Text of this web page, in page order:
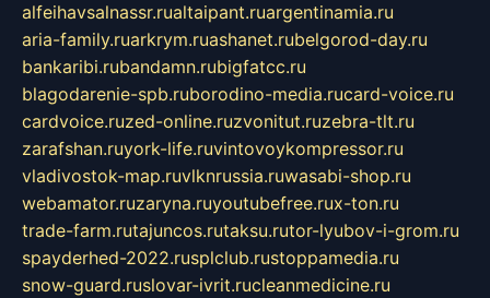
alfeihavsalnassr.rualtaipant.ruargentinamia.ru
aria-family.ruarkrym.ruashanet.rubelgorod-day.ru
bankaribi.rubandamn.rubigfatcc.ru
blagodarenie-spb.ruborodino-media.rucard-voice.ru
cardvoice.ruzed-online.ruzvonitut.ruzebra-tlt.ru
zarafshan.ruyork-life.ruvintovoykompressor.ru
vladivostok-map.ruvlknrussia.ruwasabi-shop.ru
webamator.ruzaryna.ruyoutubefree.rux-ton.ru
trade-farm.rutajuncos.rutaksu.rutor-lyubov-i-grom.ru
spayderhed-2022.rusplclub.rustoppamedia.ru
snow-guard.ruslovar-ivrit.rucleanmedicine.ru